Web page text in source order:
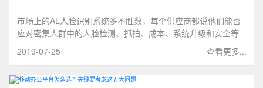
市场上的AL人脸识别系统多不胜数，每个供应商都说他们能否
应对密集人群中的人脸检测、抓拍、成本、系统升级和安全等
等。所以，给大家分享下可以根据以下四点进行选择AL人脸识
别考试系统。
查看更多...
2019-07-25